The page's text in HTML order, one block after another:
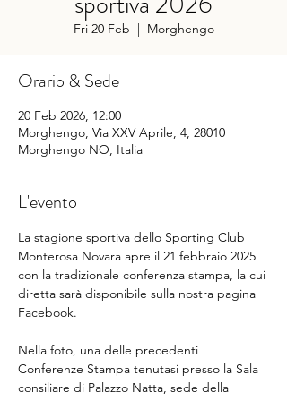
Fri 20 Feb
  |
Morghengo
Orario & Sede
20 Feb 2026, 12:00
Morghengo, Via XXV Aprile, 4, 28010
Morghengo NO, Italia
L'evento
La stagione sportiva dello Sporting Club
Monterosa Novara apre il 21 febbraio 2025
con la tradizionale conferenza stampa, la cui
diretta sarà disponibile sulla nostra pagina
Facebook.
Nella foto, una delle precedenti
Conferenze Stampa tenutasi presso la Sala
consiliare di Palazzo Natta, sede della